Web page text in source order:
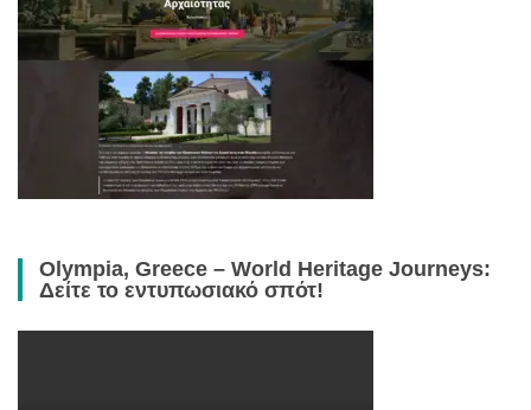
Olympia, Greece – World Heritage Journeys:
Δείτε το εντυπωσιακό σπότ!